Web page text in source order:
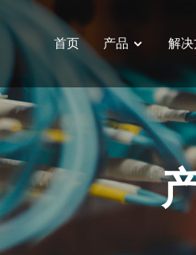
首页 产品 解决